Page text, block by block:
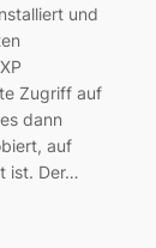
und
Zugriff auf
dann
auf
ist. Der…